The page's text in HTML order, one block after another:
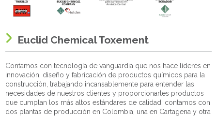
Euclid Chemical Toxement
Contamos con tecnología de vanguardia que nos hace líderes en
innovación, diseño y fabricación de productos químicos para la
construcción, trabajando incansablemente para entender las
necesidades de nuestros clientes y proporcionarles productos
que cumplan los más altos estándares de calidad; contamos con
dos plantas de producción en Colombia, una en Cartagena y otra